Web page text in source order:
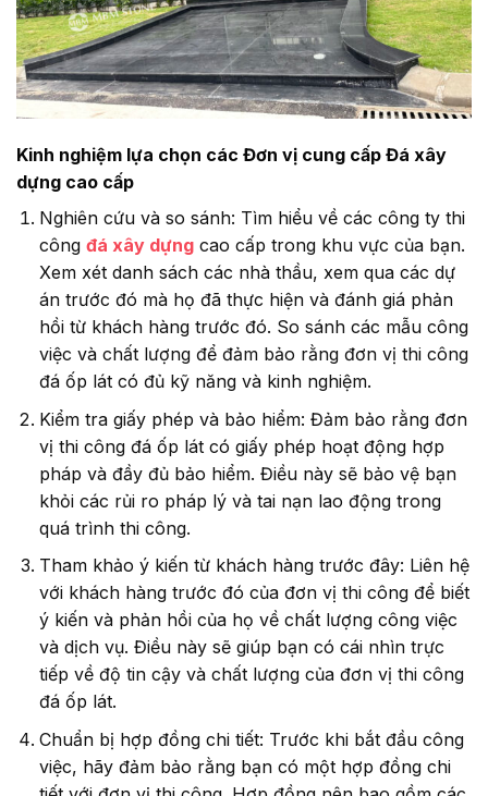
Kinh nghiệm lựa chọn các Đơn vị cung cấp Đá xây
dựng cao cấp
Nghiên cứu và so sánh: Tìm hiểu về các công ty thi
công đá xây dựngcao cấp trong khu vực của bạn.
Xem xét danh sách các nhà thầu, xem qua các dự
án trước đó mà họ đã thực hiện và đánh giá phản
hồi từ khách hàng trước đó. So sánh các mẫu công
việc và chất lượng để đảm bảo rằng đơn vị thi công
đá ốp lát có đủ kỹ năng và kinh nghiệm.
Kiểm tra giấy phép và bảo hiểm: Đảm bảo rằng đơn
vị thi công đá ốp lát có giấy phép hoạt động hợp
pháp và đầy đủ bảo hiểm. Điều này sẽ bảo vệ bạn
khỏi các rủi ro pháp lý và tai nạn lao động trong
quá trình thi công.
Tham khảo ý kiến từ khách hàng trước đây: Liên hệ
với khách hàng trước đó của đơn vị thi công để biết
ý kiến và phản hồi của họ về chất lượng công việc
và dịch vụ. Điều này sẽ giúp bạn có cái nhìn trực
tiếp về độ tin cậy và chất lượng của đơn vị thi công
đá ốp lát.
Chuẩn bị hợp đồng chi tiết: Trước khi bắt đầu công
việc, hãy đảm bảo rằng bạn có một hợp đồng chi